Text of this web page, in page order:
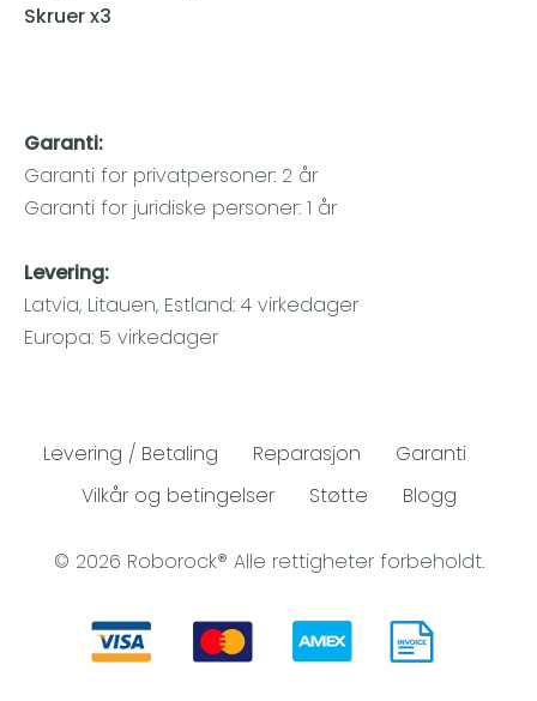
Skruer x3
Garanti:
Garanti for privatpersoner: 2 år
Garanti for juridiske personer: 1 år
Levering:
Latvia, Litauen, Estland: 4 virkedager
Europa: 5 virkedager
Levering / Betaling Reparasjon
Garanti
Vilkår og betingelser
Støtte Blogg
© 2026 Roborock® Alle rettigheter forbeholdt.